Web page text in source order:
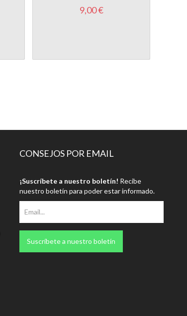
9,00 €
CONSEJOS POR EMAIL
¡Suscríbete a nuestro boletín! Recibe
nuestro boletín para poder estar informado.
Suscríbete a nuestro boletín